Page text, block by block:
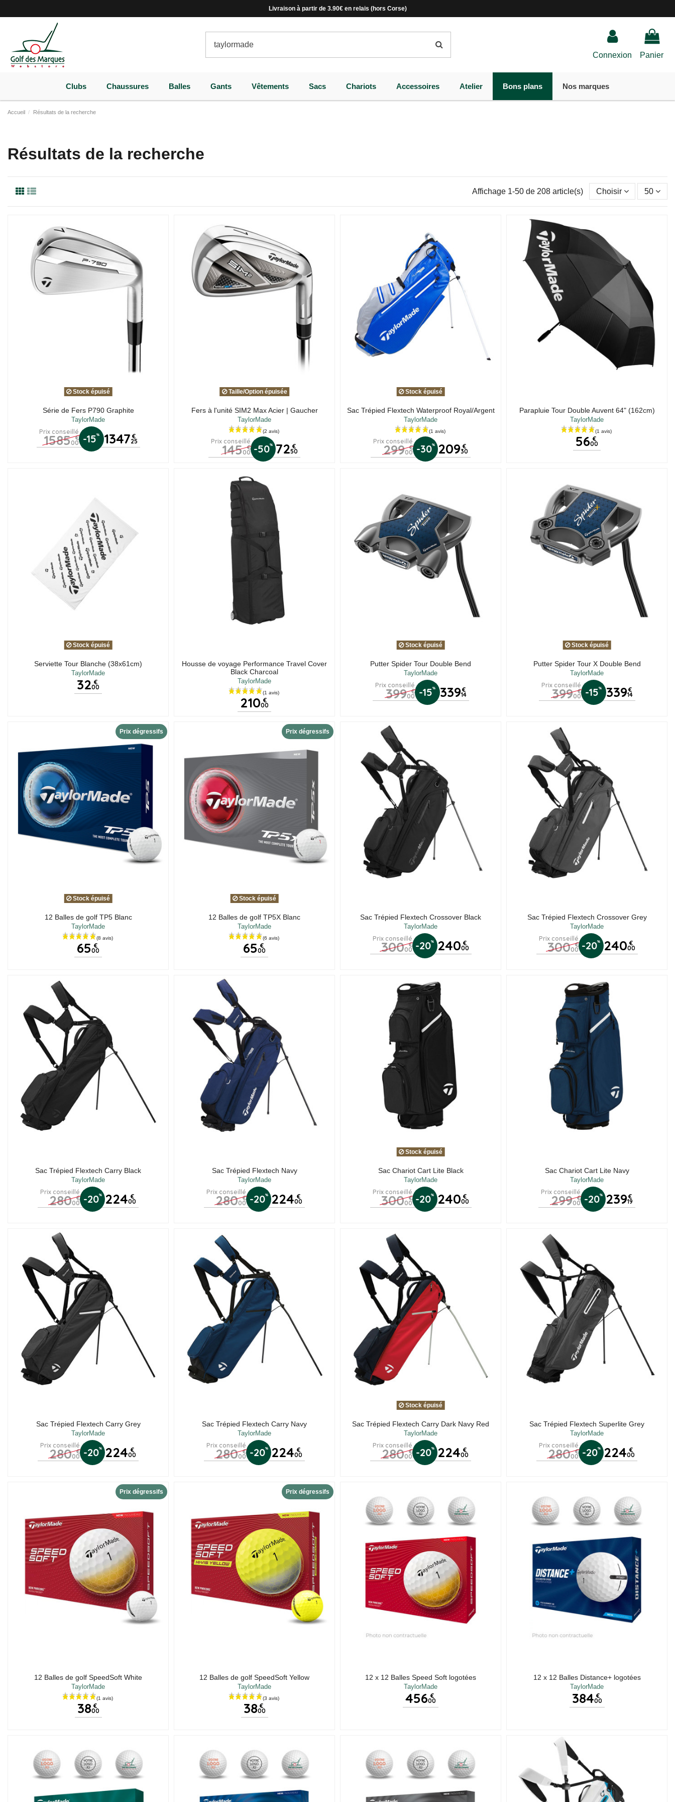
Livraison à partir de 3.90€ en relais (hors Corse)
Connexion Panier
Clubs Chaussures Balles Gants Vêtements Sacs Chariots Accessoires Atelier Bons plans Nos marques
Accueil Résultats de la recherche
Résultats de la recherche
Affichage 1-50 de 208 article(s) Choisir 50
Stock épuisé
Série de Fers P790 Graphite
TaylorMade
Prix conseillé
1585 €
00 -15% 1347 €
25
Taille/Option épuisée
Fers à l'unité SIM2 Max Acier | Gaucher
TaylorMade
(2 avis)
Prix conseillé
145 €
00 -50% 72 €
50
Stock épuisé
Sac Trépied Flextech Waterproof Royal/Argent
TaylorMade
Prix conseillé
299 €
00 -30% 209 €
30
Parapluie Tour Double Auvent 64" (162cm)
TaylorMade
56 €
00
Stock épuisé
Serviette Tour Blanche (38x61cm)
TaylorMade
32 €
00
Housse de voyage Performance Travel Cover
Black Charcoal
TaylorMade
210 €
00
Stock épuisé
Putter Spider Tour Double Bend
TaylorMade
Prix conseillé
399 €
00 -15% 339€
14
Stock épuisé
Putter Spider Tour X Double Bend
TaylorMade
Prix conseillé
399 €
00 -15% 339€
14
Prix dégressifs
Stock épuisé
12 Balles de golf TP5 Blanc
TaylorMade
65 €
00
Prix dégressifs
Stock épuisé
12 Balles de golf TP5X Blanc
TaylorMade
(6 avis)
65 €
00
Sac Trépied Flextech Crossover Black
TaylorMade
Prix conseillé
300 €
00 -20% 240 €
00
Sac Trépied Flextech Crossover Grey
TaylorMade
Prix conseillé
300 €
00 -20% 240 €
00
Sac Trépied Flextech Carry Black
TaylorMade
Prix conseillé
280 €
00 -20% 224 €
00
Sac Trépied Flextech Navy
TaylorMade
Prix conseillé
280 €
00 -20% 224 €
00
Stock épuisé
Sac Chariot Cart Lite Black
TaylorMade
Prix conseillé
300 €
00 -20% 240 €
00
Sac Chariot Cart Lite Navy
TaylorMade
Prix conseillé
299 €
00 -20% 239€
19
Sac Trépied Flextech Carry Grey
TaylorMade
Prix conseillé
280 €
00 -20% 224 €
00
Sac Trépied Flextech Carry Navy
TaylorMade
Prix conseillé
280 €
00 -20% 224 €
00
Stock épuisé
Sac Trépied Flextech Carry Dark Navy Red
TaylorMade
Prix conseillé
280 €
00 -20% 224 €
00
Sac Trépied Flextech Superlite Grey
TaylorMade
Prix conseillé
280 €
00 -20% 224 €
00
Prix dégressifs
12 Balles de golf SpeedSoft White
TaylorMade
38 €
00
Prix dégressifs
12 Balles de golf SpeedSoft Yellow
TaylorMade
38 €
00
12 x 12 Balles Speed Soft logotées
TaylorMade
456 €
00
12 x 12 Balles Distance+ logotées
TaylorMade
384 €
00